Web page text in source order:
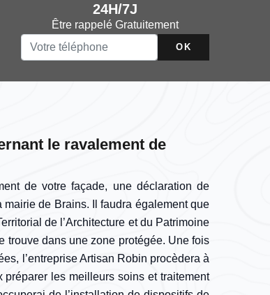
24H/7J
Être rappelé Gratuitement
le ravalement de
de votre façade, une déclaration de
de Brains. Il faudra également que
de l’Architecture et du Patrimoine
trouve dans une zone protégée. Une fois
l’entreprise Artisan Robin procèdera à
préparer les meilleurs soins et traitement